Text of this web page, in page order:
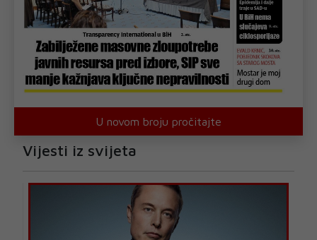
U novom broju pročitajte
Vijesti iz svijeta